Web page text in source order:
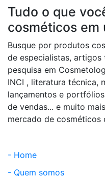
Tudo o que
cosméticos em
Busque por produtos
de especialistas,
pesquisa em
INCI , literatura técnica,
lançamentos e
de vendas... e muito
mercado de cosméticos
- Home
- Quem somos